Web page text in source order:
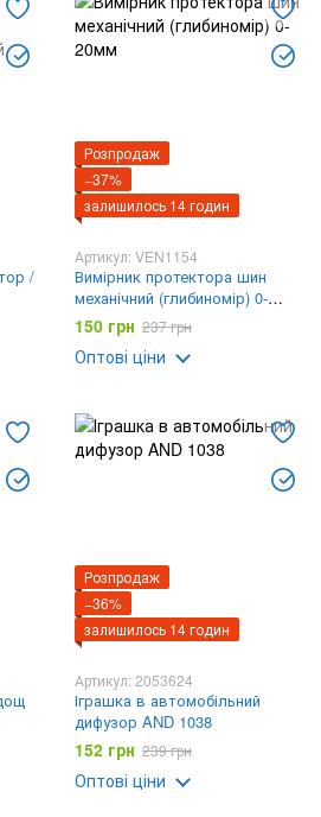
/
Розпродаж
−37%
залишилось 14 годин
Артикул: VEN1154
Вимірник протектора шин
механічний (глибиномір) 0-
20мм
150 грн 237 грн
Оптові ціни
Розпродаж
−36%
залишилось 14 годин
Артикул: 2053624
Іграшка в автомобільний
дифузор AND 1038
152 грн 239 грн
Оптові ціни